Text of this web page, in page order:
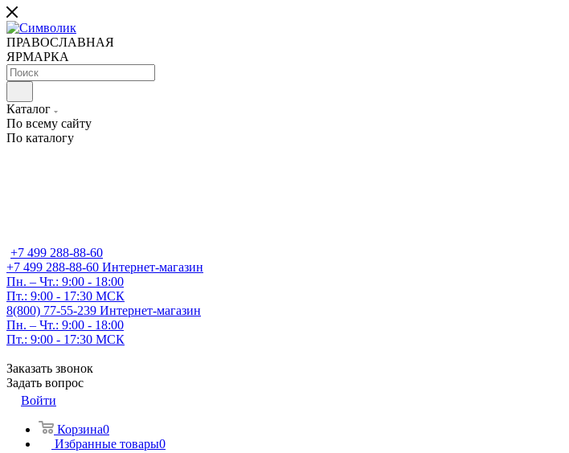
ПРАВОСЛАВНАЯ
ЯРМАРКА
Каталог
По всему сайту
По каталогу
+7 499 288-88-60
+7 499 288-88-60 Интернет-магазин
Пн. – Чт.: 9:00 - 18:00
Пт.: 9:00 - 17:30 МСК
8(800) 77-55-239 Интернет-магазин
Пн. – Чт.: 9:00 - 18:00
Пт.: 9:00 - 17:30 МСК
Заказать звонок
Задать вопрос
Войти
Корзина0
Избранные товары0